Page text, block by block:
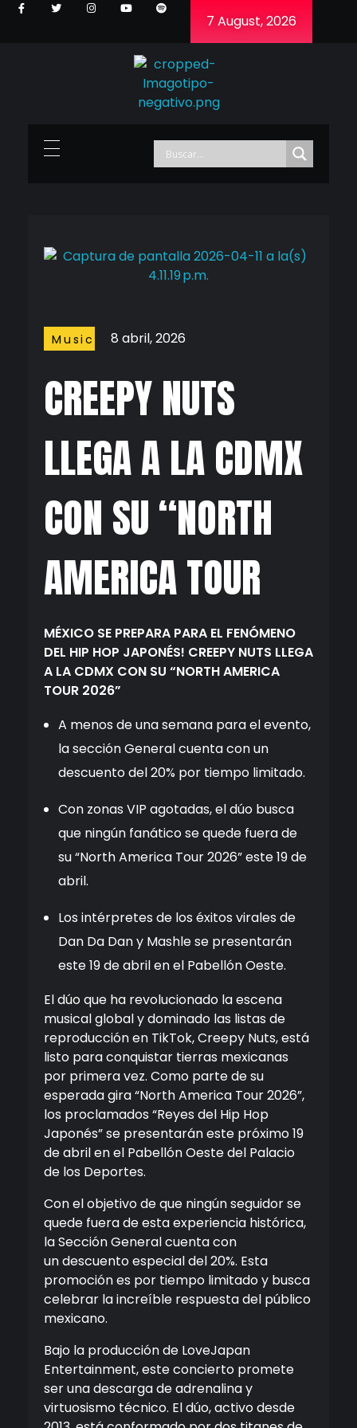
7 August, 2026
CREEPY NUTS
LLEGA A LA CDMX
CON SU “NORTH
AMERICA TOUR
8 abril, 2026
Music
MÉXICO SE PREPARA PARA EL FENÓMENO
DEL HIP HOP JAPONÉS! CREEPY NUTS LLEGA
A LA CDMX CON SU “NORTH AMERICA
TOUR 2026”
A menos de una semana para el evento,
la sección General cuenta con un
descuento del 20% por tiempo limitado.
Con zonas VIP agotadas, el dúo busca
que ningún fanático se quede fuera de
su “North America Tour 2026” este 19 de
abril.
Los intérpretes de los éxitos virales de
Dan Da Dan y Mashle se presentarán
este 19 de abril en el Pabellón Oeste.
El dúo que ha revolucionado la escena
musical global y dominado las listas de
reproducción en TikTok,Creepy Nuts, está
listo para conquistar tierras mexicanas
por primera vez. Como parte de su
esperada gira “North America Tour 2026”,
los proclamados “Reyes del Hip Hop
Japonés” se presentarán este próximo 19
de abril en el Pabellón Oeste del Palacio
de los Deportes.
Con el objetivo de que ningún seguidor se
quede fuera de esta experiencia histórica,
la Sección General cuenta con
un descuento especial del 20%. Esta
promoción es por tiempo limitado y busca
celebrar la increíble respuesta del público
mexicano.
Bajo la producción de LoveJapan
Entertainment, este concierto promete
ser una descarga de adrenalina y
virtuosismo técnico. El dúo, activo desde